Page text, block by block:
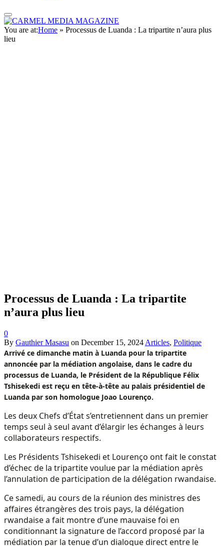
You are at:Home » Processus de Luanda : La tripartite n’aura plus
lieu
Processus de Luanda : La tripartite
n’aura plus lieu
0
By Gauthier Masasu on December 15, 2024 Articles, Politique
Arrivé ce dimanche matin à Luanda pour la tripartite
annoncée par la médiation angolaise, dans le cadre du
processus de Luanda, le Président de la République Félix
Tshisekedi est reçu en tête-à-tête au palais présidentiel de
Luanda par son homologue Joao Lourenço.
Les deux Chefs d’État s’entretiennent dans un premier
temps seul à seul avant d’élargir les échanges à leurs
collaborateurs respectifs.
Les Présidents Tshisekedi et Lourenço ont fait le constat
d’échec de la tripartite voulue par la médiation après
l’annulation de participation de la délégation rwandaise.
Ce samedi, au cours de la réunion des ministres des
affaires étrangères des trois pays, la délégation
rwandaise a fait montre d’une mauvaise foi en
conditionnant la signature de l’accord proposé par la
médiation par la tenue d’un dialogue direct entre le